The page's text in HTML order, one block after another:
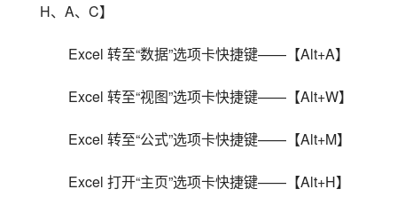
H、A、C】
Excel 转至“数据”选项卡快捷键——【Alt+A】
Excel 转至“视图”选项卡快捷键——【Alt+W】
Excel 转至“公式”选项卡快捷键——【Alt+M】
Excel 打开“主页”选项卡快捷键——【Alt+H】